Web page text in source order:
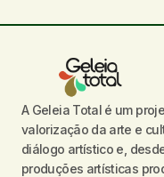
A Geleia Total é um
valorização da arte e
diálogo artístico e,
produções artísticas